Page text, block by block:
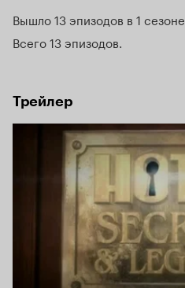
Вышло 13 эпизодов в 1 сезоне
Всего 13 эпизодов
Трейлер